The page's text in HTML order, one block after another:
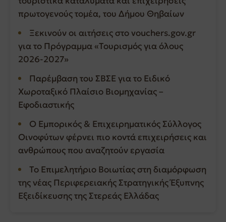
πρωτογενούς τομέα, του Δήμου Θηβαίων
Ξεκινούν οι αιτήσεις στο vouchers.gov.gr
για το Πρόγραμμα «Τουρισμός για όλους
2026-2027»
Παρέμβαση του ΣΒΣΕ για το Ειδικό
Χωροταξικό Πλαίσιο Βιομηχανίας –
Εφοδιαστικής
Ο Εμπορικός & Επιχειρηματικός Σύλλογος
Οινοφύτων φέρνει πιο κοντά επιχειρήσεις και
ανθρώπους που αναζητούν εργασία
Το Επιμελητήριο Βοιωτίας στη διαμόρφωση
της νέας Περιφερειακής Στρατηγικής Έξυπνης
Εξειδίκευσης της Στερεάς Ελλάδας